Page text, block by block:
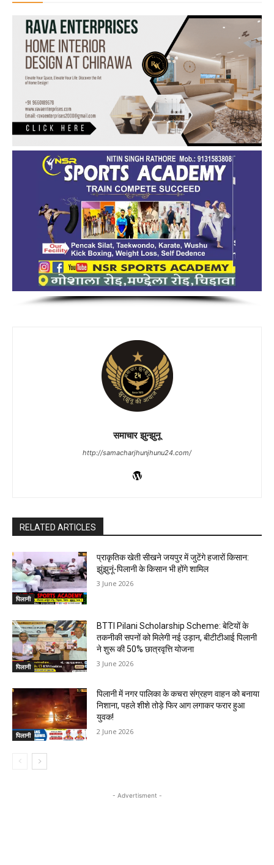
समाचार झुन्झुनू
http://samacharjhunjhunu24.com/
RELATED ARTICLES
पिलानी
प्राकृतिक खेती सीखने जयपुर में जुटेंगे हजारों किसान:
झुंझुनूं-पिलानी के किसान भी होंगे शामिल
3 June 2026
पिलानी
BTTI Pilani Scholarship Scheme: बेटियों के
तकनीकी सपनों को मिलेगी नई उड़ान, बीटीटीआई पिलानी
ने शुरू की 50% छात्रवृत्ति योजना
3 June 2026
पिलानी
पिलानी में नगर पालिका के कचरा संग्रहण वाहन को बनाया
निशाना, पहले शीशे तोड़े फिर आग लगाकर फरार हुआ
युवक!
2 June 2026
- Advertisment -